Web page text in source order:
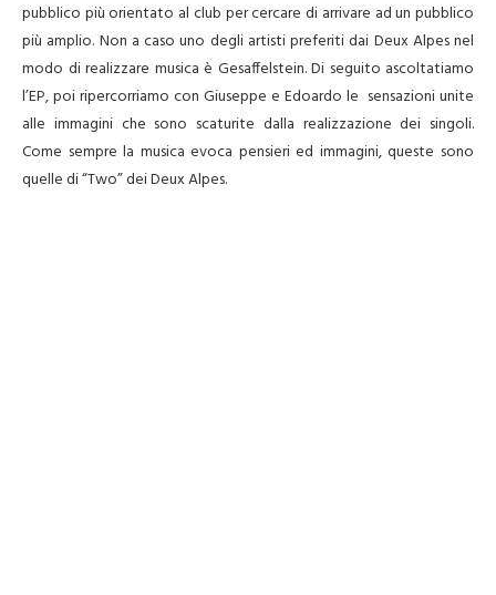
pubblico più orientato al club per cercare di arrivare ad un pubblico
più amplio. Non a caso uno degli artisti preferiti dai Deux Alpes nel
modo di realizzare musica è Gesaffelstein. Di seguito ascoltatiamo
l’EP, poi ripercorriamo con Giuseppe e Edoardo le sensazioni unite
alle immagini che sono scaturite dalla realizzazione dei singoli.
Come sempre la musica evoca pensieri ed immagini, queste sono
quelle di “Two” dei Deux Alpes.